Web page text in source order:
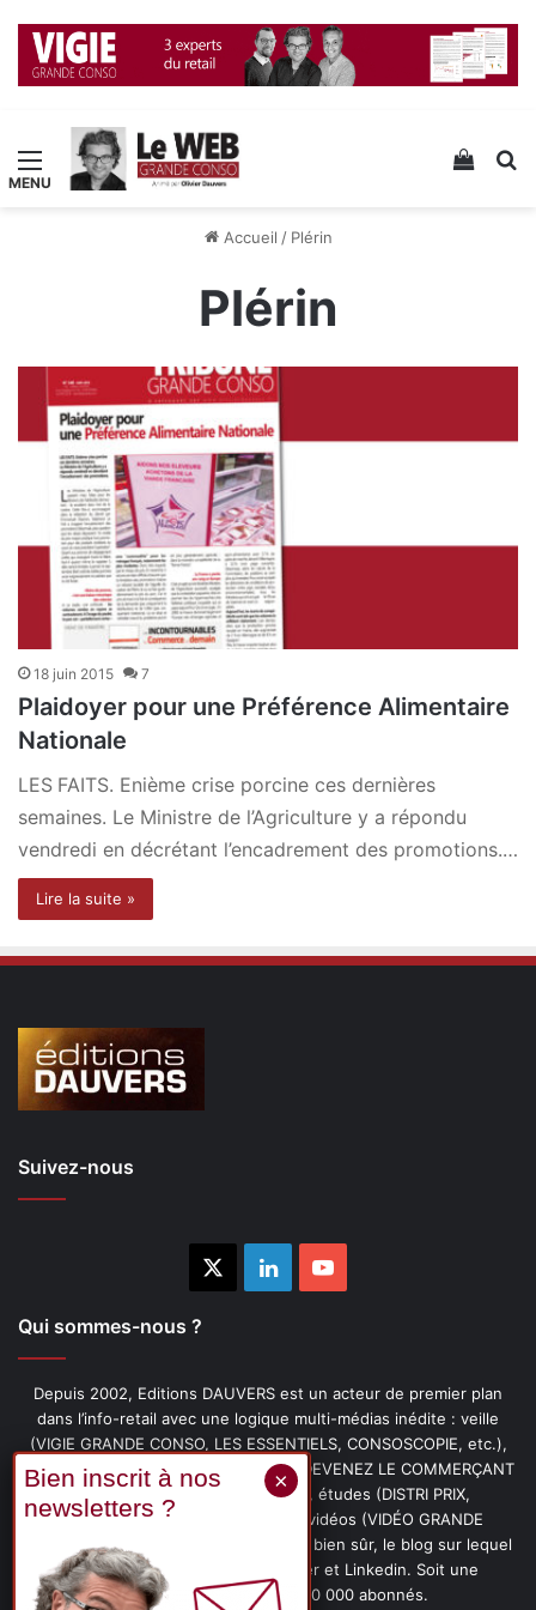
Menu Voir
Accueil / Plérin
Plérin
18 juin 2015 7
Plaidoyer pour une Préférence Alimentaire
Nationale
LES FAITS. Enième crise porcine ces dernières
semaines. Le Ministre de l’Agriculture y a répondu
vendredi en décrétant l’encadrement des promotions.…
Lire la suite »
Suivez-nous
LinkedinYouTube
Qui sommes-nous ?
Depuis 2002, Editions DAUVERS est un acteur de premier plan
dans l’info-retail avec une logique multi-médias inédite : veille
(VIGIE GRANDE CONSO, LES ESSENTIELS, CONSOSCOPIE, etc.),
livres (PENSER-CLIENT, IMAGE-PRIX, DEVENEZ LE COMMERÇANT
PRÉFÉRÉ DE VOS CLIENTS, etc.), études (DISTRI PRIX,
PROMOFLASH, DRIVE INSIGHTS), vidéos (VIDÉO GRANDE
CONSO), podcasts (CAFÉ CONSO) et, bien sûr, le blog sur lequel
vous êtes, ainsi que les fils Twitter et Linkedin. Soit une
communauté de plus de 150 000 abonnés.